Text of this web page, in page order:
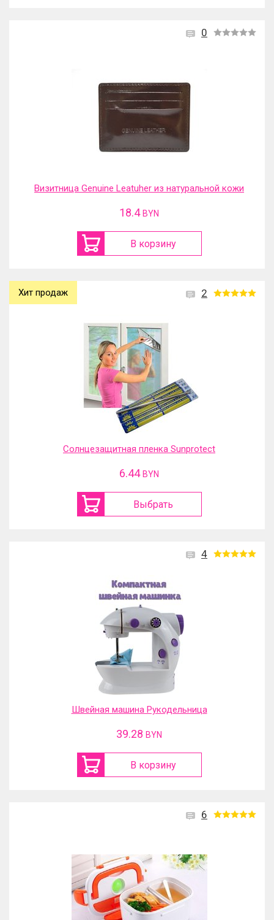
0
Визитница Genuine Leatuher из натуральной кожи
18.4 BYN
В корзину
2
Хит продаж
Солнцезащитная пленка Sunprotect
6.44 BYN
Выбрать
4
Швейная машина Рукодельница
39.28 BYN
В корзину
6